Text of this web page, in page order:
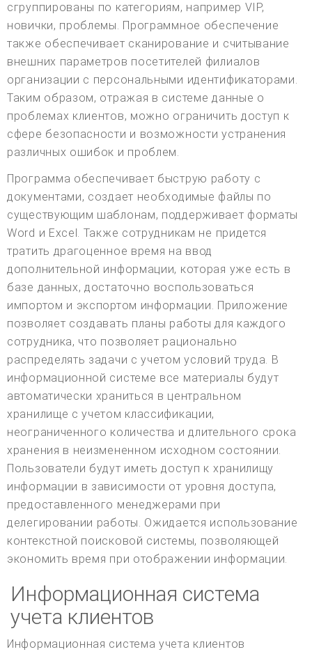
сгруппированы по категориям, например VIP,
новички, проблемы. Программное обеспечение
также обеспечивает сканирование и считывание
внешних параметров посетителей филиалов
организации с персональными идентификаторами.
Таким образом, отражая в системе данные о
проблемах клиентов, можно ограничить доступ к
сфере безопасности и возможности устранения
различных ошибок и проблем.
Программа обеспечивает быструю работу с
документами, создает необходимые файлы по
существующим шаблонам, поддерживает форматы
Word и Excel. Также сотрудникам не придется
тратить драгоценное время на ввод
дополнительной информации, которая уже есть в
базе данных, достаточно воспользоваться
импортом и экспортом информации. Приложение
позволяет создавать планы работы для каждого
сотрудника, что позволяет рационально
распределять задачи с учетом условий труда. В
информационной системе все материалы будут
автоматически храниться в центральном
хранилище с учетом классификации,
неограниченного количества и длительного срока
хранения в неизмененном исходном состоянии.
Пользователи будут иметь доступ к хранилищу
информации в зависимости от уровня доступа,
предоставленного менеджерами при
делегировании работы. Ожидается использование
контекстной поисковой системы, позволяющей
экономить время при отображении информации.
Информационная система
учета клиентов
Информационная система учета клиентов